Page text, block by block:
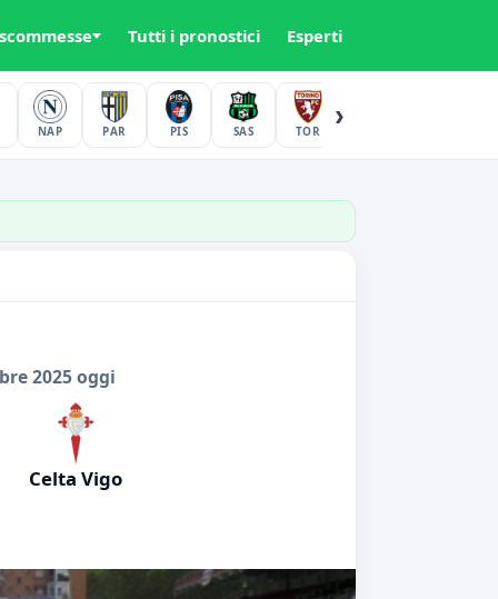
Tutti i pronostici Esperti
NAP PAR PIS SAS TOR
›
2025 oggi
Celta Vigo